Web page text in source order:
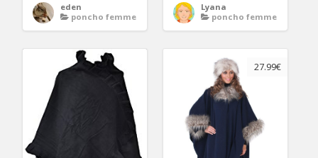
eden
poncho femme
Lyana
poncho femme
27.99€